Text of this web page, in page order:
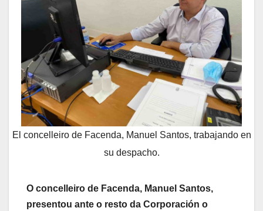
El concelleiro de Facenda, Manuel Santos, trabajando en
su despacho.
O concelleiro de Facenda, Manuel Santos,
presentou ante o resto da Corporación o